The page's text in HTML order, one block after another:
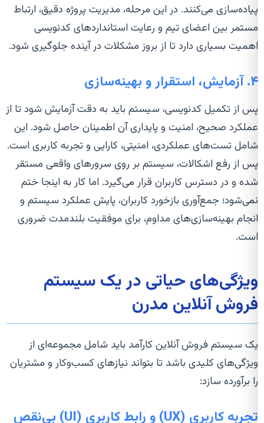
پیاده‌سازی می‌کنند. در این مرحله، مدیریت پروژه دقیق، ارتباط
مستمر بین اعضای تیم و رعایت استانداردهای کدنویسی
اهمیت بسیاری دارد تا از بروز مشکلات در آینده جلوگیری شود.
۴. آزمایش، استقرار و بهینه‌سازی
پس از تکمیل کدنویسی، سیستم باید به دقت آزمایش شود تا از
عملکرد صحیح، امنیت و پایداری آن اطمینان حاصل شود. این
شامل تست‌های عملکردی، امنیتی، کارایی و تجربه کاربری است.
پس از رفع اشکالات، سیستم بر روی سرورهای واقعی مستقر
شده و در دسترس کاربران قرار می‌گیرد. اما کار به اینجا ختم
نمی‌شود؛ جمع‌آوری بازخورد کاربران، پایش عملکرد سیستم و
انجام بهینه‌سازی‌های مداوم، برای موفقیت بلندمدت ضروری
است.
ویژگی‌های حیاتی در یک سیستم
فروش آنلاین مدرن
یک سیستم فروش آنلاین کارآمد باید شامل مجموعه‌ای از
ویژگی‌های کلیدی باشد تا بتواند نیازهای کسب‌وکار و مشتریان
را برآورده سازد:
تجربه کاربری (UX) و رابط کاربری (UI) بی‌نقص